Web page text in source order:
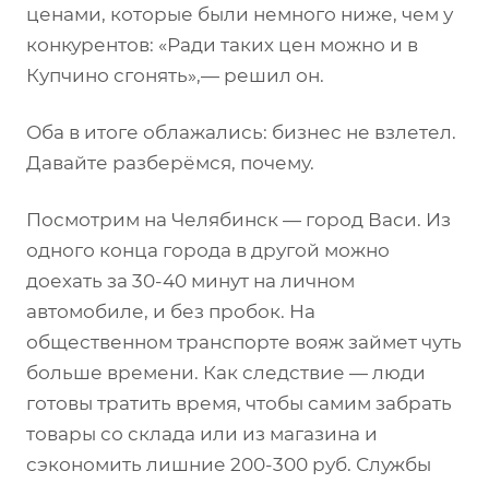
ценами, которые были немного ниже, чем у
конкурентов: «Ради таких цен можно и в
Купчино сгонять»,— решил он.
Оба в итоге облажались: бизнес не взлетел.
Давайте разберёмся, почему.
Посмотрим на Челябинск — город Васи. Из
одного конца города в другой можно
доехать за 30-40 минут на личном
автомобиле, и без пробок. На
общественном транспорте вояж займет чуть
больше времени. Как следствие — люди
готовы тратить время, чтобы самим забрать
товары со склада или из магазина и
сэкономить лишние 200-300 руб. Службы